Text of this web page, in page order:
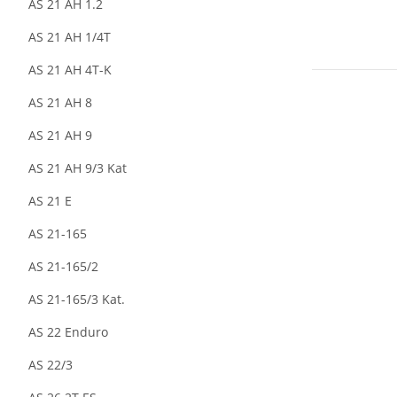
AS 21 AH 1.2
AS 21 AH 1/4T
AS 21 AH 4T-K
AS 21 AH 8
AS 21 AH 9
AS 21 AH 9/3 Kat
AS 21 E
AS 21-165
AS 21-165/2
AS 21-165/3 Kat.
AS 22 Enduro
AS 22/3